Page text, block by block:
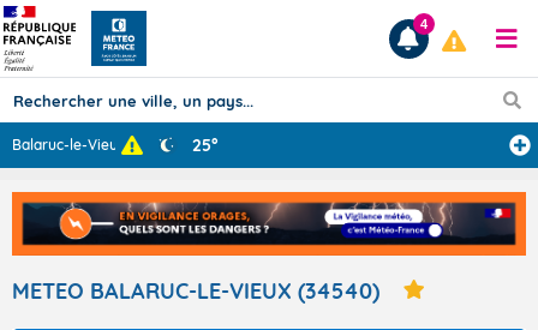
Prévisions
TOUS LES RÉSULTATS
4
Balaruc-le-Vieu ... 25°
METEO BALARUC-LE-VIEUX (34540)